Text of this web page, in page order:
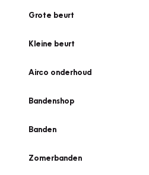
Grote beurt
Kleine beurt
Airco onderhoud
Bandenshop
Banden
Zomerbanden